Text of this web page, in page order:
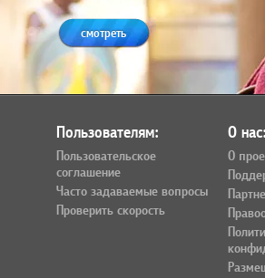
смотреть
Пользователям:
Пользовательское
соглашение
Часто задаваемые вопросы
Проверить скорость
О
О